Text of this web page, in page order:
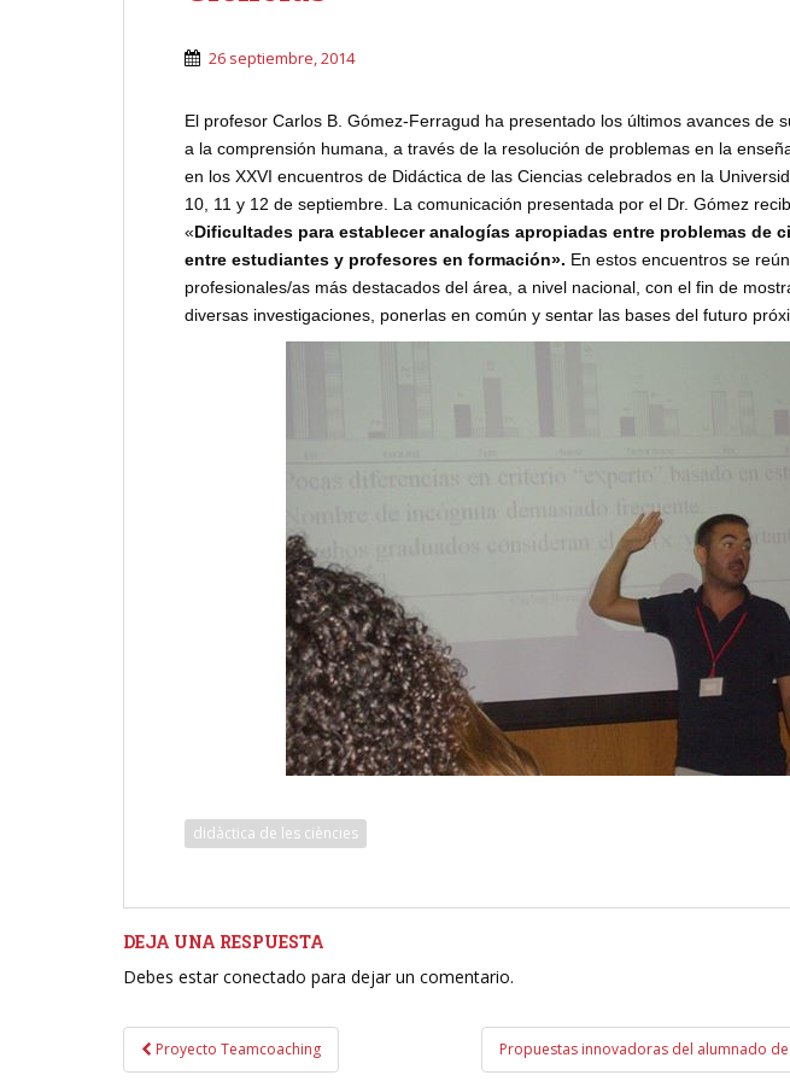
26 septiembre, 2014
El profesor Carlos B. Gómez-Ferragud ha presentado los últimos avances de
a la comprensión humana, a través de la resolución de problemas en la
en los XXVI encuentros de Didáctica de las Ciencias celebrados en la
10, 11 y 12 de septiembre. La comunicación presentada por el Dr. Gómez
«Dificultades para establecer analogías apropiadas entre problemas de
entre estudiantes y profesores en formación». En estos encuentros se
profesionales/as más destacados del área, a nivel nacional, con el fin de
diversas investigaciones, ponerlas en común y sentar las bases del futuro
didàctica de les ciències
DEJA UNA RESPUESTA
Debes estar conectado para dejar un comentario.
Navegación
de
Proyecto Teamcoaching Propuestas innovadoras del alumnado